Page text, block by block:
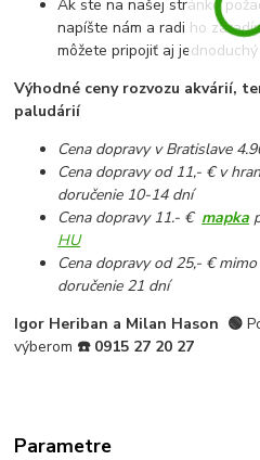
Ak ste na našej stránke
napíšte nám a radi ho
môžete pripojiť aj
Výhodné ceny rozvozu akvárií,
paludárií
Cena dopravy v Bratislave
Cena dopravy od 11,- € v
doručenie 10-14 dní
Cena dopravy 11.- € mapka
HU
Cena dopravy od 25,- €
doručenie 21 dní
Igor Heriban a Milan Hason 🟢
výberom ☎️ 0915 27 20 27
Parametre